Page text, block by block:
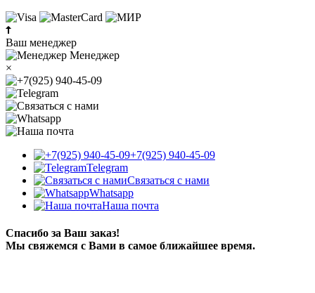
Ваш менеджер
Менеджер
×
+7(925) 940-45-09
Telegram
Связаться с нами
Whatsapp
Наша почта
Спасибо за Ваш заказ!
Мы свяжемся с Вами в самое ближайшее время.